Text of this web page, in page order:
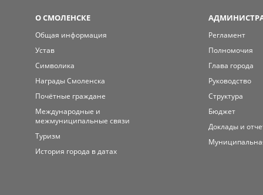
О СМОЛЕНСКЕ
Общая информация
Устав
Символика
Награды Смоленска
Почётные граждане
Международные и
межмуниципальные связи
Туризм
История города в датах
Регламент
Полномочия
Глава города
Руководство
Структура
Бюджет
Доклады и